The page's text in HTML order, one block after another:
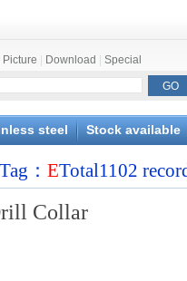
Picture Download Special
steel Stock available
： ETotal1102
Collar